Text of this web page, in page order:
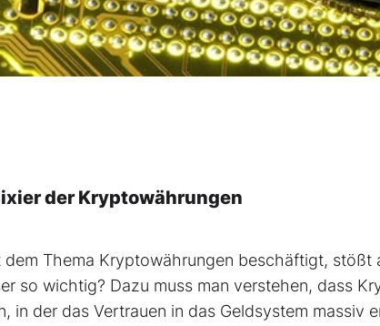
der Kryptowährungen
Thema Kryptowährungen beschäftigt, stößt
so wichtig? Dazu muss man verstehen, dass
in der das Vertrauen in das Geldsystem massiv